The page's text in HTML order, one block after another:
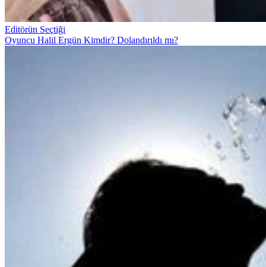
Editörün Seçtiği
Oyuncu Halil Ergün Kimdir? Dolandırıldı mı?